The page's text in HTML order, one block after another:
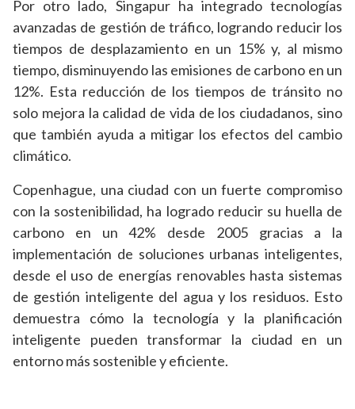
Por otro lado, Singapur ha integrado tecnologías
avanzadas de gestión de tráfico, logrando reducir los
tiempos de desplazamiento en un 15% y, al mismo
tiempo, disminuyendo las emisiones de carbono en un
12%. Esta reducción de los tiempos de tránsito no
solo mejora la calidad de vida de los ciudadanos, sino
que también ayuda a mitigar los efectos del cambio
climático.
Copenhague, una ciudad con un fuerte compromiso
con la sostenibilidad, ha logrado reducir su huella de
carbono en un 42% desde 2005 gracias a la
implementación de soluciones urbanas inteligentes,
desde el uso de energías renovables hasta sistemas
de gestión inteligente del agua y los residuos. Esto
demuestra cómo la tecnología y la planificación
inteligente pueden transformar la ciudad en un
entorno más sostenible y eficiente.